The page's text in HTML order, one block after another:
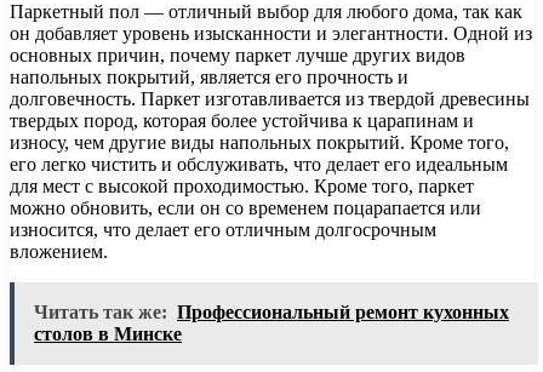
Паркетный пол — отличный выбор для любого дома, так как
он добавляет уровень изысканности и элегантности. Одной из
основных причин, почему паркет лучше других видов
напольных покрытий, является его прочность и
долговечность. Паркет изготавливается из твердой древесины
твердых пород, которая более устойчива к царапинам и
износу, чем другие виды напольных покрытий. Кроме того,
его легко чистить и обслуживать, что делает его идеальным
для мест с высокой проходимостью. Кроме того, паркет
можно обновить, если он со временем поцарапается или
износится, что делает его отличным долгосрочным
вложением.
Читать так же: Профессиональный ремонт кухонных
столов в Минске